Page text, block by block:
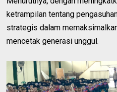
ketrampilan tentang
strategis dalam
mencetak generasi unggul.